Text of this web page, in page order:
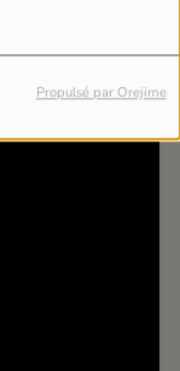
Propulsé par Orejime
maintenant